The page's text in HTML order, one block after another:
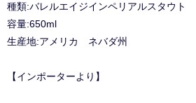
種類:バレルエイジインペリアルスタウト
容量:650ml
生産地:アメリカ ネバダ州
【インポーターより】